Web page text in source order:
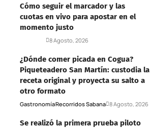
Cómo seguir el marcador y las
cuotas en vivo para apostar en el
momento justo
8 Agosto, 2026
¿Dónde comer picada en Cogua?
Piqueteadero San Martín: custodia la
receta original y proyecta su salto a
otro formato
GastronomíaRecorridos Sabana 8 Agosto, 2026
Se realizó la primera prueba piloto